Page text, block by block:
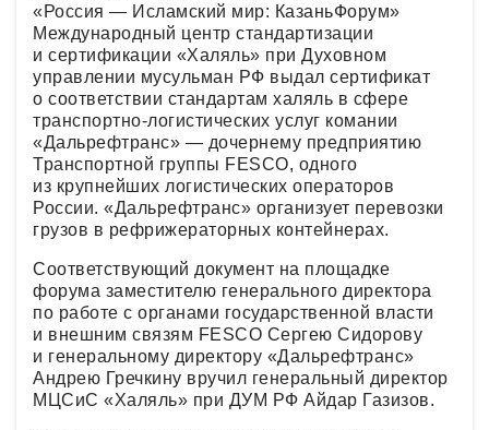
«Россия — Исламский мир: КазаньФорум»
Международный центр стандартизации
и сертификации «Халяль» при Духовном
управлении мусульман РФ выдал сертификат
о соответствии стандартам халяль в сфере
транспортно-логистических услуг комании
«Дальрефтранс» — дочернему предприятию
Транспортной группы FESCO, одного
из крупнейших логистических операторов
России. «Дальрефтранс» организует перевозки
грузов в рефрижераторных контейнерах.
Соответствующий документ на площадке
форума заместителю генерального директора
по работе с органами государственной власти
и внешним связям FESCO Сергею Сидорову
и генеральному директору «Дальрефтранс»
Андрею Гречкину вручил генеральный директор
МЦСиС «Халяль» при ДУМ РФ Айдар Газизов.